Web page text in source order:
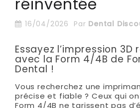
réinventée
16/04/2026 Par Dental
Essayez l’impression 3D
avec la Form 4/4B de
Dental !
Vous recherchez une
précise et fiable ? Ceux qui
Form 4/4B ne tarissent pas